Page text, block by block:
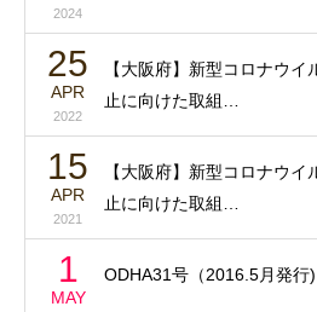
2024
25
APR
2022
【大阪府】新型コロナウ
止に向けた取組…
15
APR
2021
【大阪府】新型コロナウ
止に向けた取組…
1
MAY
ODHA31号（2016.5月発